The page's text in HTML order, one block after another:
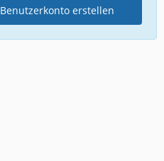
Benutzerkonto erstellen